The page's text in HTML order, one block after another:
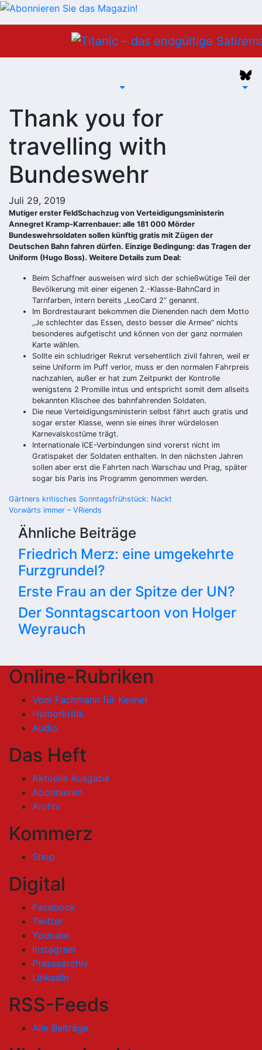
Thank you for
travelling with
Bundeswehr
Juli 29, 2019
Mutiger erster FeldSchachzug von Verteidigungsministerin
Annegret Kramp-Karrenbauer: alle 181 000 Mörder
Bundeswehrsoldaten sollen künftig gratis mit Zügen der
Deutschen Bahn fahren dürfen. Einzige Bedingung: das Tragen der
Uniform (Hugo Boss). Weitere Details zum Deal:
Beim Schaffner ausweisen wird sich der schießwütige Teil der
Bevölkerung mit einer eigenen 2.-Klasse-BahnCard in
Tarnfarben, intern bereits „LeoCard 2“ genannt.
Im Bordrestaurant bekommen die Dienenden nach dem Motto
„Je schlechter das Essen, desto besser die Armee“ nichts
besonderes aufgetischt und können von der ganz normalen
Karte wählen.
Sollte ein schludriger Rekrut versehentlich zivil fahren, weil er
seine Uniform im Puff verlor, muss er den normalen Fahrpreis
nachzahlen, außer er hat zum Zeitpunkt der Kontrolle
wenigstens 2 Promille intus und entspricht somit dem allseits
bekannten Klischee des bahnfahrenden Soldaten.
Die neue Verteidigungsministerin selbst fährt auch gratis und
sogar erster Klasse, wenn sie eines ihrer würdelosen
Karnevalskostüme trägt.
Internationale ICE-Verbindungen sind vorerst nicht im
Gratispaket der Soldaten enthalten. In den nächsten Jahren
sollen aber erst die Fahrten nach Warschau und Prag, später
sogar bis Paris ins Programm genommen werden.
Beitragsnavigation
Gärtners kritisches Sonntagsfrühstück: Nackt
Vorwärts immer – VRiends
Ähnliche Beiträge
Friedrich Merz: eine umgekehrte
Furzgrundel?
Erste Frau an der Spitze der UN?
Der Sonntagscartoon von Holger
Weyrauch
Online-Rubriken
Vom Fachmann für Kenner
Humorkritik
Audio
Das Heft
Aktuelle Ausgabe
Abonnieren
Archiv
Kommerz
Shop
Digital
Facebook
Twitter
Youtube
Instagram
Pressearchiv
LinkedIn
RSS-Feeds
Alle Beiträge